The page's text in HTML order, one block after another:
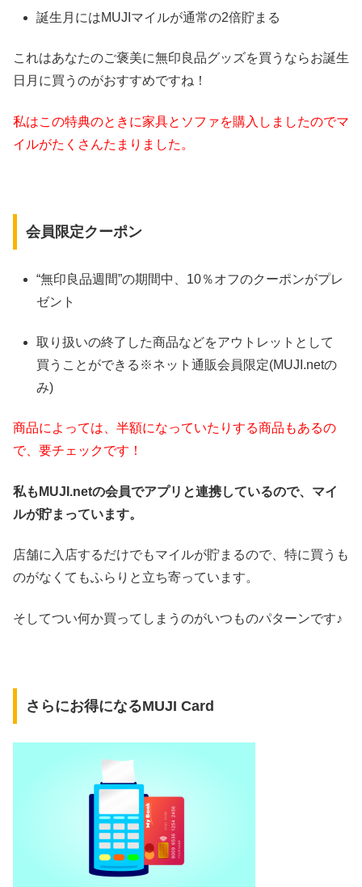
誕生月にはMUJIマイルが通常の2倍貯まる
これはあなたのご褒美に無印良品グッズを買うならお誕生
日月に買うのがおすすめですね！
私はこの特典のときに家具とソファを購入しましたのでマ
イルがたくさんたまりました。
会員限定クーポン
“無印良品週間”の期間中、10％オフのクーポンがプレ
ゼント
取り扱いの終了した商品などをアウトレットとして
買うことができる※ネット通販会員限定(MUJI.netの
み)
商品によっては、半額になっていたりする商品もあるの
で、要チェックです！
私もMUJI.netの会員でアプリと連携しているので、マイ
ルが貯まっています。
店舗に入店するだけでもマイルが貯まるので、特に買うも
のがなくてもふらりと立ち寄っています。
そしてつい何か買ってしまうのがいつものパターンです♪
さらにお得になるMUJI Card